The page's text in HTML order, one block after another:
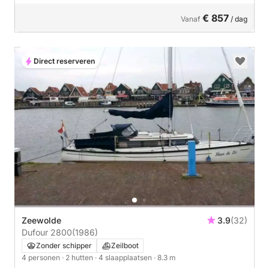
Vanaf € 857 / dag
Zeewolde 3.9(32)
Dufour 2800(1986)
Zonder schipper
Zeilboot
4 personen · 2 hutten · 4 slaapplaatsen · 8.3 m
Direct reserveren